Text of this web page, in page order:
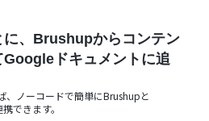
に、Brushupからコンテン
Googleドキュメントに追
、ノーコードで簡単にBrushupと
できます。